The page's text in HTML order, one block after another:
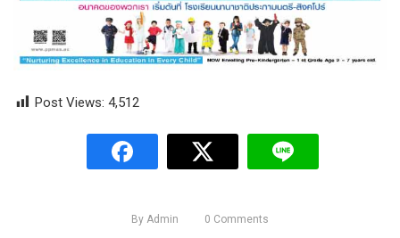
Post Views: 4,512
By Admin 0 Comments